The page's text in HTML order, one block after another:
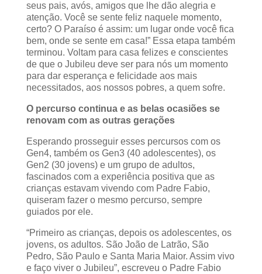
seus pais, avós, amigos que lhe dão alegria e
atenção. Você se sente feliz naquele momento,
certo? O Paraíso é assim: um lugar onde você fica
bem, onde se sente em casa!” Essa etapa também
terminou. Voltam para casa felizes e conscientes
de que o Jubileu deve ser para nós um momento
para dar esperança e felicidade aos mais
necessitados, aos nossos pobres, a quem sofre.
O percurso continua e as belas ocasiões se
renovam com as outras gerações
Esperando prosseguir esses percursos com os
Gen4, também os Gen3 (40 adolescentes), os
Gen2 (30 jovens) e um grupo de adultos,
fascinados com a experiência positiva que as
crianças estavam vivendo com Padre Fabio,
quiseram fazer o mesmo percurso, sempre
guiados por ele.
“Primeiro as crianças, depois os adolescentes, os
jovens, os adultos. São João de Latrão, São
Pedro, São Paulo e Santa Maria Maior. Assim vivo
e faço viver o Jubileu”, escreveu o Padre Fabio